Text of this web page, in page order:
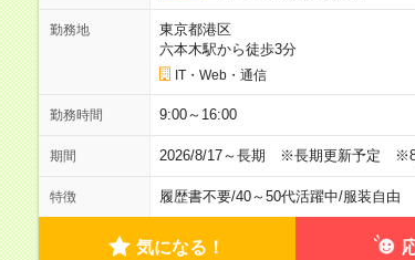
勤務地
東京都港区
六本木駅から徒歩3分
IT・Web・通信
勤務時間 9:00～16:00
期間 2026/8/17～長期 ※長期更新予定 ※8
特徴 履歴書不要/40～50代活躍中/服装自由
気になる！